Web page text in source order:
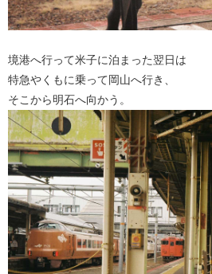
境港へ行って米子に泊まった翌日は
特急やくもに乗って岡山へ行き、
そこから明石へ向かう。